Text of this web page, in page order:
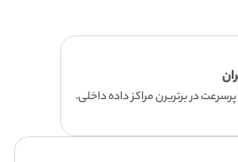
در برتریرن مراکز داده داخلی.